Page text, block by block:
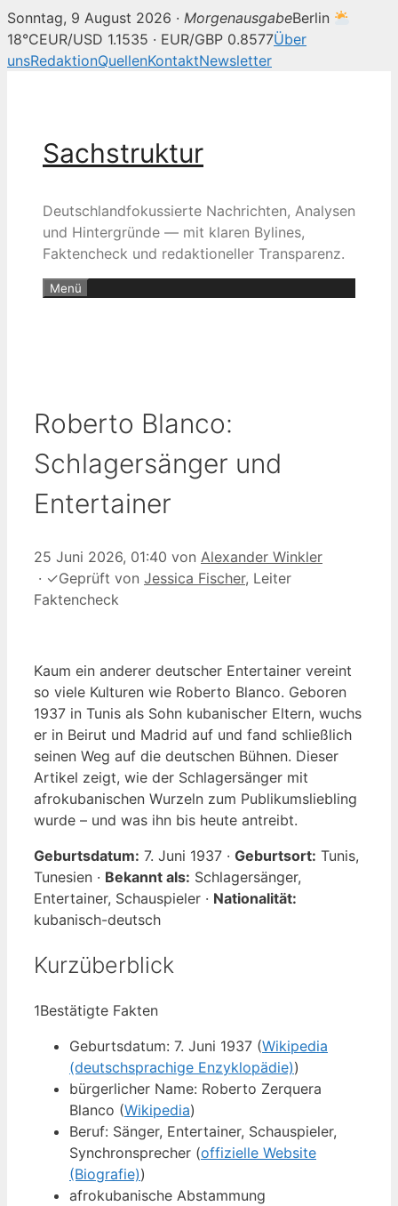
Sonntag, 9 August 2026 · MorgenausgabeBerlin
18°CEUR/USD 1.1535 · EUR/GBP 0.8577Über
unsRedaktionQuellenKontaktNewsletter
Sachstruktur
Deutschlandfokussierte Nachrichten, Analysen
und Hintergründe — mit klaren Bylines,
Faktencheck und redaktioneller Transparenz.
Menü
Roberto Blanco:
Schlagersänger und
Entertainer
25 Juni 2026, 01:40 von Alexander Winkler
· ✓Geprüft von Jessica Fischer, Leiter
Faktencheck
Kaum ein anderer deutscher Entertainer vereint
so viele Kulturen wie Roberto Blanco. Geboren
1937 in Tunis als Sohn kubanischer Eltern, wuchs
er in Beirut und Madrid auf und fand schließlich
seinen Weg auf die deutschen Bühnen. Dieser
Artikel zeigt, wie der Schlagersänger mit
afrokubanischen Wurzeln zum Publikumsliebling
wurde – und was ihn bis heute antreibt.
Geburtsdatum: 7. Juni 1937 · Geburtsort: Tunis,
Tunesien · Bekannt als: Schlagersänger,
Entertainer, Schauspieler · Nationalität:
kubanisch-deutsch
Kurzüberblick
1Bestätigte Fakten
Geburtsdatum: 7. Juni 1937 (Wikipedia
(deutschsprachige Enzyklopädie))
bürgerlicher Name: Roberto Zerquera
Blanco (Wikipedia)
Beruf: Sänger, Entertainer, Schauspieler,
Synchronsprecher (offizielle Website
(Biografie))
afrokubanische Abstammung